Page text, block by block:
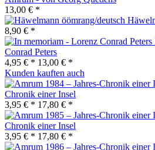
13,00 € *
8,90 € *
Conrad Peters
4,95 € * 13,00 € *
Kunden kauften auch
Chronik einer Insel
3,95 € * 17,80 € *
Chronik einer Insel
3,95 € * 17,80 € *